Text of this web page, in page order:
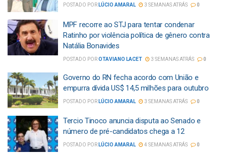
POSTADO POR LÚCIO AMARAL 3 SEMANAS ATRÁS 0
MPF recorre ao STJ para tentar condenar
Ratinho por violência política de gênero contra
Natália Bonavides
POSTADO POROTAVIANO LACET 3 SEMANAS ATRÁS 0
Governo do RN fecha acordo com União e
empurra dívida US$ 14,5 milhões para outubro
POSTADO POR LÚCIO AMARAL 3 SEMANAS ATRÁS 0
Tercio Tinoco anuncia disputa ao Senado e
número de pré-candidatos chega a 12
POSTADO POR LÚCIO AMARAL 4 SEMANAS ATRÁS 0